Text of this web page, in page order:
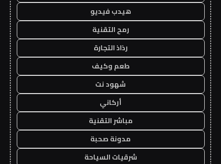
هيدب فيديو
رمح التقنية
رذاذ التجارة
طعم وكيف
شهود نت
أركاني
مباشر التقنية
مدونة صحبة
شرقيات السياحة